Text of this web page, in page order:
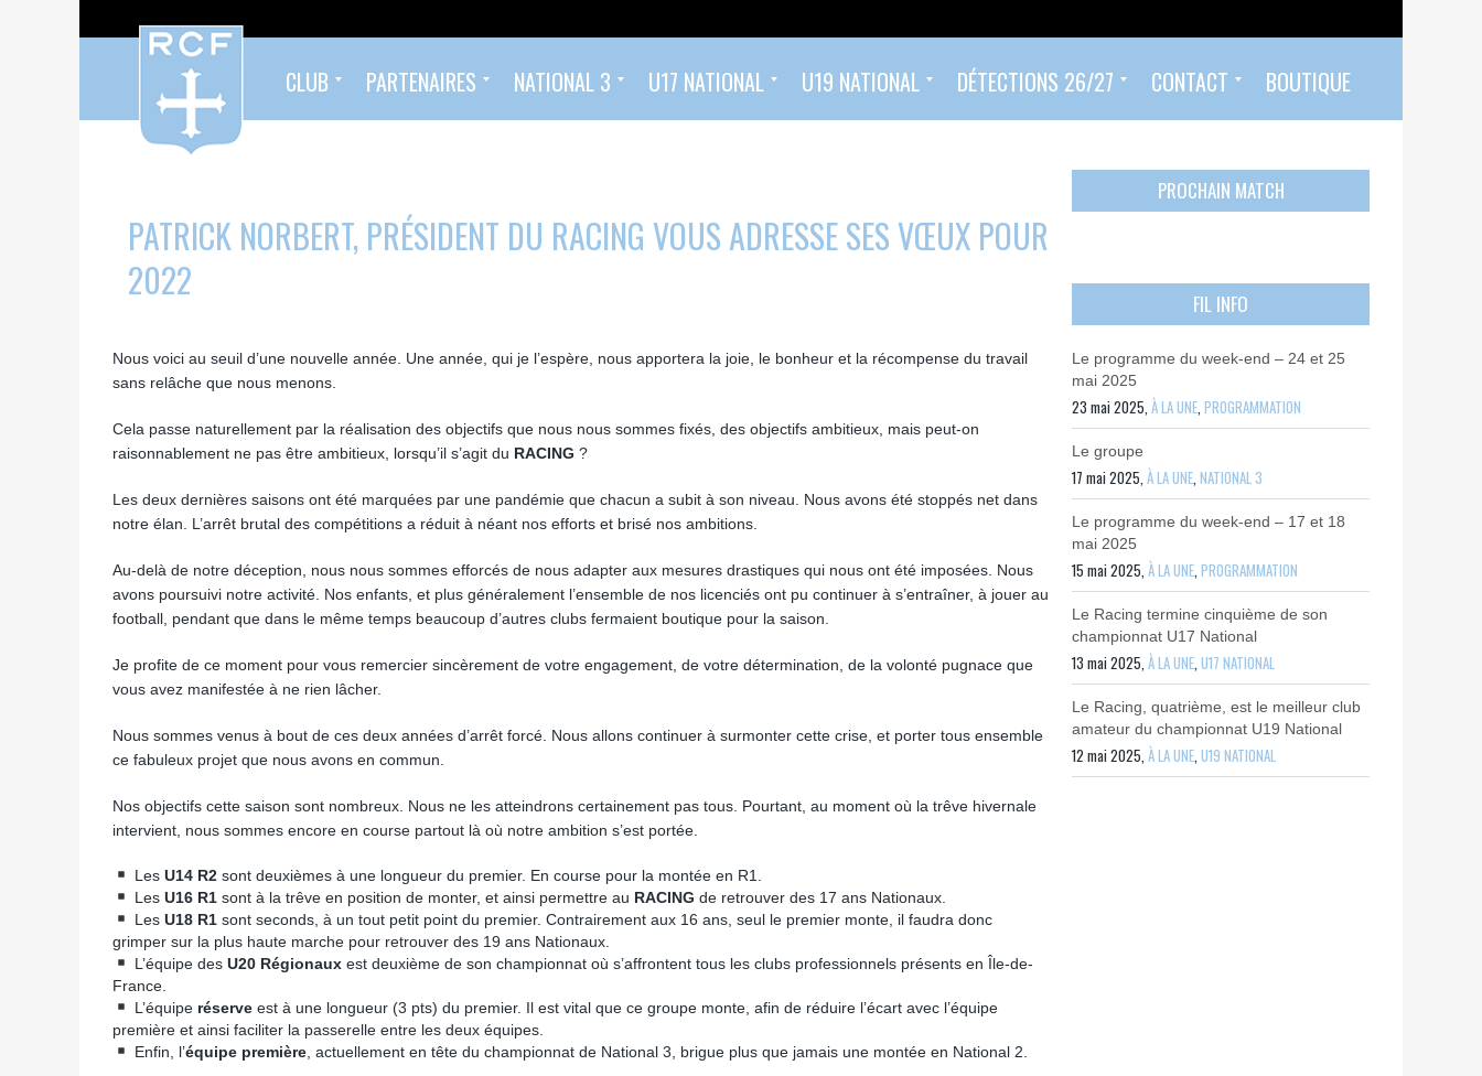
CLUB PARTENAIRES NATIONAL 3 U17 NATIONAL U19 NATIONAL DÉTECTIONS 26/27 CONTACT BOUTIQUE
PATRICK NORBERT, PRÉSIDENT DU RACING VOUS ADRESSE SES VŒUX POUR
2022
Nous voici au seuil d’une nouvelle année. Une année, qui je l’espère, nous apportera la joie, le bonheur et la récompense du travail
sans relâche que nous menons.
Cela passe naturellement par la réalisation des objectifs que nous nous sommes fixés, des objectifs ambitieux, mais peut-on
raisonnablement ne pas être ambitieux, lorsqu’il s’agit du RACING ?
Les deux dernières saisons ont été marquées par une pandémie que chacun a subit à son niveau. Nous avons été stoppés net dans
notre élan. L’arrêt brutal des compétitions a réduit à néant nos efforts et brisé nos ambitions.
Au-delà de notre déception, nous nous sommes efforcés de nous adapter aux mesures drastiques qui nous ont été imposées. Nous
avons poursuivi notre activité. Nos enfants, et plus généralement l’ensemble de nos licenciés ont pu continuer à s’entraîner, à jouer au
football, pendant que dans le même temps beaucoup d’autres clubs fermaient boutique pour la saison.
Je profite de ce moment pour vous remercier sincèrement de votre engagement, de votre détermination, de la volonté pugnace que
vous avez manifestée à ne rien lâcher.
Nous sommes venus à bout de ces deux années d’arrêt forcé. Nous allons continuer à surmonter cette crise, et porter tous ensemble
ce fabuleux projet que nous avons en commun.
Nos objectifs cette saison sont nombreux. Nous ne les atteindrons certainement pas tous. Pourtant, au moment où la trêve hivernale
intervient, nous sommes encore en course partout là où notre ambition s’est portée.
Les U14 R2sont deuxièmes à une longueur du premier. En course pour la montée en R1.
Les U16 R1sont à la trêve en position de monter, et ainsi permettre au RACING de retrouver des 17 ans Nationaux.
Les U18 R1sont seconds, à un tout petit point du premier. Contrairement aux 16 ans, seul le premier monte, il faudra donc
grimper sur la plus haute marche pour retrouver des 19 ans Nationaux.
L’équipe des U20 Régionauxest deuxième de son championnat où s’affrontent tous les clubs professionnels présents en Île-de-
France.
L’équipe réserveest à une longueur (3 pts) du premier. Il est vital que ce groupe monte, afin de réduire l’écart avec l’équipe
première et ainsi faciliter la passerelle entre les deux équipes.
Enfin, l’équipe première, actuellement en tête du championnat de National 3, brigue plus que jamais une montée en National 2.
PROCHAIN MATCH
FIL INFO
Le programme du week-end – 24 et 25
mai 2025
23 mai 2025,À LA UNE,PROGRAMMATION
Le groupe
17 mai 2025,À LA UNE,NATIONAL 3
Le programme du week-end – 17 et 18
mai 2025
15 mai 2025,À LA UNE,PROGRAMMATION
Le Racing termine cinquième de son
championnat U17 National
13 mai 2025,À LA UNE,U17 NATIONAL
Le Racing, quatrième, est le meilleur club
amateur du championnat U19 National
12 mai 2025,À LA UNE,U19 NATIONAL